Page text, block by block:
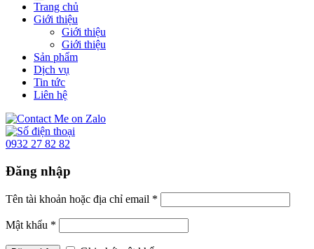
Trang chủ
Giới thiệu
Giới thiệu
Giới thiệu
Sản phẩm
Dịch vụ
Tin tức
Liên hệ
0932 27 82 82
Đăng nhập
Tên tài khoản hoặc địa chỉ email *
Mật khẩu *